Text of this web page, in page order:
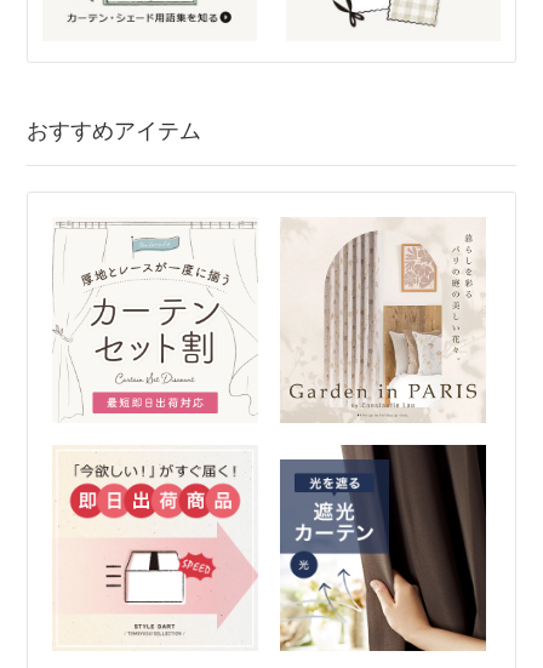
おすすめアイテム